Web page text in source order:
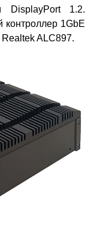
DisplayPort 1.2.
контроллер 1GbE
Realtek ALC897.